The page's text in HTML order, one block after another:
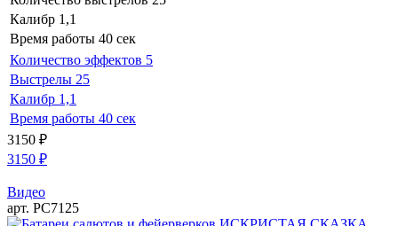
Калибр 1,1
Время работы 40 сек
Количество эффектов 5
Выстрелы 25
Калибр 1,1
Время работы 40 сек
3150 ₽
3150 ₽
Видео
арт. РС7125